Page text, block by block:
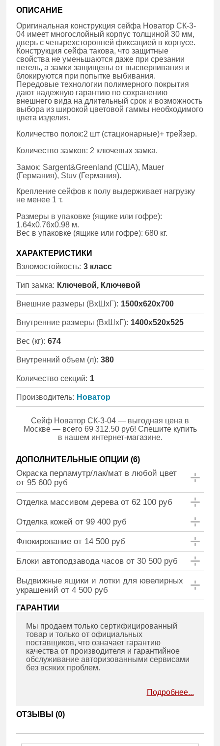
ОПИСАНИЕ
Оригинальная конструкция сейфа Новатор СК-3-
04 имеет многослойный корпус толщиной 30 мм,
дверь с четырехсторонней фиксацией в корпусе.
Конструкция сейфа такова, что защитные
свойства не уменьшаются даже при срезании
петель, а замки защищены от высверливания и
блокируются при попытке выбивания.
Передовые технологии полимерного покрытия
дают надежную гарантию по сохранению
внешнего вида на длительный срок и возможность
выбора из широкой цветовой гаммы необходимого
цвета изделия.
Количество полок:2 шт (стационарные)+ трейзер.
Количество замков: 2 ключевых замка.
Замок: Sargent&Greenland (США), Mauer
(Германия), Stuv (Германия).
Крепление сейфов к полу выдерживает нагрузку
не менее 1 т.
Размеры в упаковке (ящике или гофре):
1.64х0.76х0.98 м.
Вес в упаковке (ящике или гофре): 680 кг.
ХАРАКТЕРИСТИКИ
Взломостойкость: 3 класс
Тип замка: Ключевой, Ключевой
Внешние размеры (ВхШхГ): 1500x620x700
Внутренние размеры (ВхШхГ): 1400x520x525
Вес (кг): 674
Внутренний объем (л): 380
Количество секций: 1
Производитель: Новатор
Сейф Новатор СК-3-04 — выгодная цена в
Москве — всего 69 312.50 руб! Спешите купить
в нашем интернет-магазине.
ДОПОЛНИТЕЛЬНЫЕ ОПЦИИ (6)
Окраска перламутр/лак/мат в любой цвет
от 95 600 руб
Отделка массивом дерева от 62 100 руб
Отделка кожей от 99 400 руб
Флокирование от 14 500 руб
Блоки автоподзавода часов от 30 500 руб
Выдвижные ящики и лотки для ювелирных
украшений от 4 500 руб
ГАРАНТИИ
Мы продаем только сертифицированный
товар и только от официальных
поставщиков, что означает гарантию
качества от производителя и гарантийное
обслуживание авторизованными сервисами
без всяких проблем.
Подробнее...
ОТЗЫВЫ (0)